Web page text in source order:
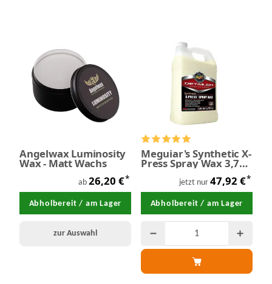
Angelwax Luminosity
Wax - Matt Wachs
ab 26,20 €*
Abholbereit / am Lager
zur Auswahl
Meguiar's Synthetic X-
Press Spray Wax 3,78
jetzt nur 47,92 €*
Abholbereit / am Lager